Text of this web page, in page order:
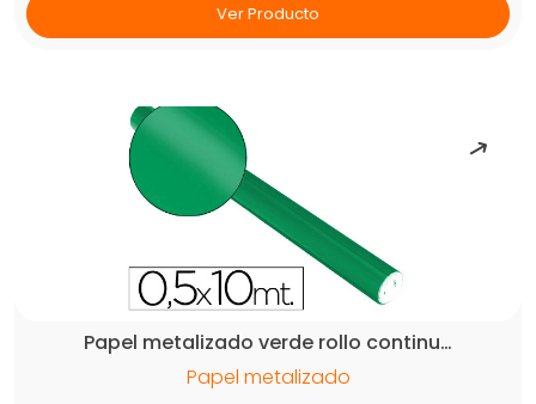
Ver Producto
Papel metalizado verde rollo continu…
Papel metalizado